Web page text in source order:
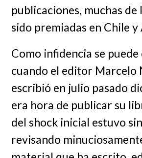
publicaciones, muchas de
sido premiadas en Chile
Como infidencia se
cuando el editor Marcelo
escribió en julio pasado
era hora de publicar su
del shock inicial estuvo
revisando